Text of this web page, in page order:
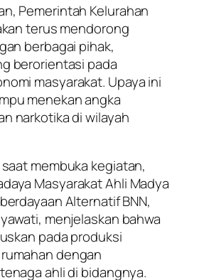
Pemerintah Kelurahan
terus mendorong
berbagai pihak,
berorientasi pada
masyarakat. Upaya ini
menekan angka
narkotika di wilayah
membuka kegiatan,
Masyarakat Ahli Madya
Alternatif BNN,
menjelaskan bahwa
pada produksi
dengan
ahli di bidangnya.